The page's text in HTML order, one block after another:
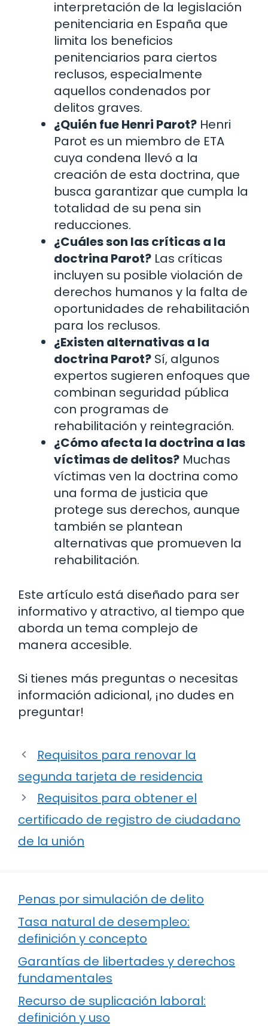
interpretación de la legislación
penitenciaria en España que
limita los beneficios
penitenciarios para ciertos
reclusos, especialmente
aquellos condenados por
delitos graves.
¿Quién fue Henri Parot? Henri
Parot es un miembro de ETA
cuya condena llevó a la
creación de esta doctrina, que
busca garantizar que cumpla la
totalidad de su pena sin
reducciones.
¿Cuáles son las críticas a la
doctrina Parot? Las críticas
incluyen su posible violación de
derechos humanos y la falta de
oportunidades de rehabilitación
para los reclusos.
¿Existen alternativas a la
doctrina Parot? Sí, algunos
expertos sugieren enfoques que
combinan seguridad pública
con programas de
rehabilitación y reintegración.
¿Cómo afecta la doctrina a las
víctimas de delitos? Muchas
víctimas ven la doctrina como
una forma de justicia que
protege sus derechos, aunque
también se plantean
alternativas que promueven la
rehabilitación.
Este artículo está diseñado para ser
informativo y atractivo, al tiempo que
aborda un tema complejo de
manera accesible.
Si tienes más preguntas o necesitas
información adicional, ¡no dudes en
preguntar!
Requisitos para renovar la
segunda tarjeta de residencia
Requisitos para obtener el
certificado de registro de ciudadano
de la unión
Penas por simulación de delito
Tasa natural de desempleo:
definición y concepto
Garantías de libertades y derechos
fundamentales
Recurso de suplicación laboral:
definición y uso